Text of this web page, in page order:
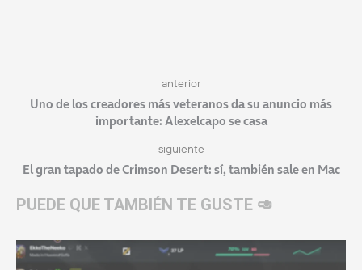
anterior
Uno de los creadores más veteranos da su anuncio más
importante: Alexelcapo se casa
siguiente
El gran tapado de Crimson Desert: sí, también sale en Mac
PUEDE QUE TAMBIÉN TE GUSTE 🥑